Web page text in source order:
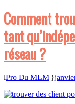
Comment
tant
réseau ?
Pro Du MLM